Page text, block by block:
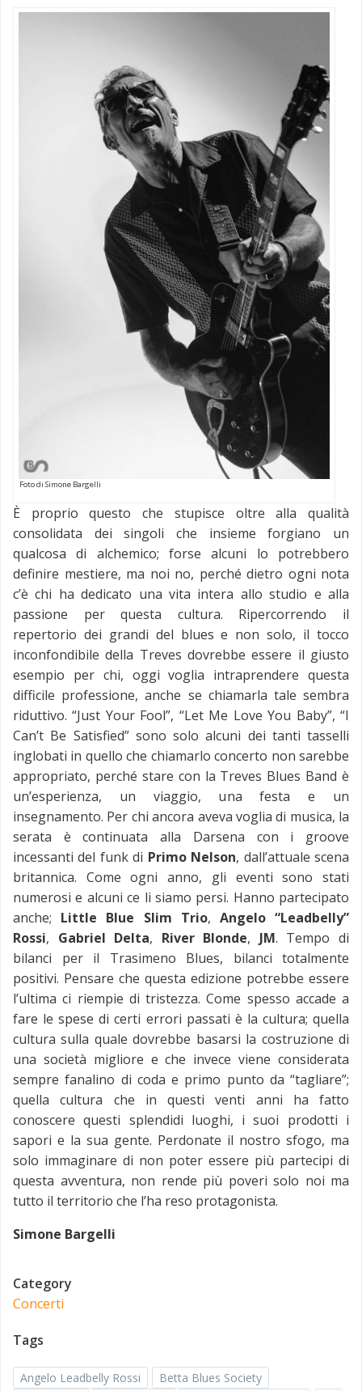
Foto di Simone Bargelli
È proprio questo che stupisce oltre alla qualità
consolidata dei singoli che insieme forgiano un
qualcosa di alchemico; forse alcuni lo potrebbero
definire mestiere, ma noi no, perché dietro ogni nota
c’è chi ha dedicato una vita intera allo studio e alla
passione per questa cultura. Ripercorrendo il
repertorio dei grandi del blues e non solo, il tocco
inconfondibile della Treves dovrebbe essere il giusto
esempio per chi, oggi voglia intraprendere questa
difficile professione, anche se chiamarla tale sembra
riduttivo. “Just Your Fool”, “Let Me Love You Baby”, “I
Can’t Be Satisfied” sono solo alcuni dei tanti tasselli
inglobati in quello che chiamarlo concerto non sarebbe
appropriato, perché stare con la Treves Blues Band è
un’esperienza, un viaggio, una festa e un
insegnamento. Per chi ancora aveva voglia di musica, la
serata è continuata alla Darsena con i groove
incessanti del funk di Primo Nelson, dall’attuale scena
britannica. Come ogni anno, gli eventi sono stati
numerosi e alcuni ce li siamo persi. Hanno partecipato
anche; Little Blue Slim Trio, Angelo “Leadbelly”
Rossi, Gabriel Delta, River Blonde, JM. Tempo di
bilanci per il Trasimeno Blues, bilanci totalmente
positivi. Pensare che questa edizione potrebbe essere
l’ultima ci riempie di tristezza. Come spesso accade a
fare le spese di certi errori passati è la cultura; quella
cultura sulla quale dovrebbe basarsi la costruzione di
una società migliore e che invece viene considerata
sempre fanalino di coda e primo punto da “tagliare”;
quella cultura che in questi venti anni ha fatto
conoscere questi splendidi luoghi, i suoi prodotti i
sapori e la sua gente. Perdonate il nostro sfogo, ma
solo immaginare di non poter essere più partecipi di
questa avventura, non rende più poveri solo noi ma
tutto il territorio che l’ha reso protagonista.
Simone Bargelli
Category
Concerti
Tags
Angelo Leadbelly Rossi
Betta Blues Society